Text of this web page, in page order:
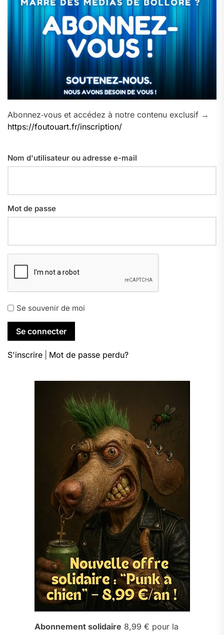
Abonnez‑vous et accédez à notre contenu exclusif →
https://foutouart.fr/inscription/
Nom d'utilisateur ou adresse e-mail
Mot de passe
Se souvenir de moi
S'inscrire Mot de passe perdu?
Abonnement solidaire 8,99 € pour la